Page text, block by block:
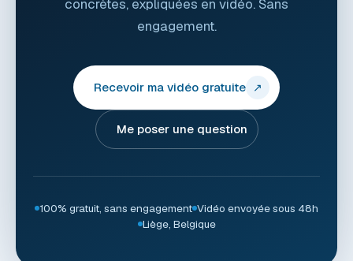
concrètes, expliquées en vidéo. Sans
engagement.
Recevoir ma vidéo gratuite ↗
Me poser une question
100% gratuit, sans engagement Vidéo envoyée sous 48h
Liège, Belgique